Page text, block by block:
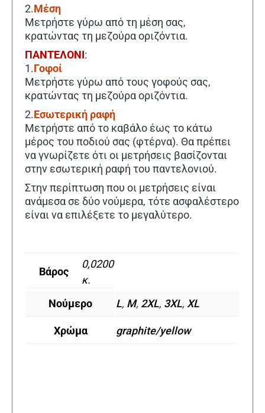
2.Μέση
Μετρήστε γύρω από τη μέση σας,
κρατώντας τη μεζούρα οριζόντια.
ΠΑΝΤΕΛΟΝΙ:
1.Γοφοί
Μετρήστε γύρω από τους γοφούς σας,
κρατώντας τη μεζούρα οριζόντια.
2.Εσωτερική ραφή
Μετρήστε από το καβάλο έως το κάτω
μέρος του ποδιού σας (φτέρνα). Θα πρέπει
να γνωρίζετε ότι οι μετρήσεις βασίζονται
στην εσωτερική ραφή του παντελονιού.
Στην περίπτωση που οι μετρήσεις είναι
ανάμεσα σε δύο νούμερα, τότε ασφαλέστερο
είναι να επιλέξετε το μεγαλύτερο.
Βάρος
0,0200
κ.
Νούμερο
L, M, 2XL, 3XL, XL
Χρώμα graphite/yellow